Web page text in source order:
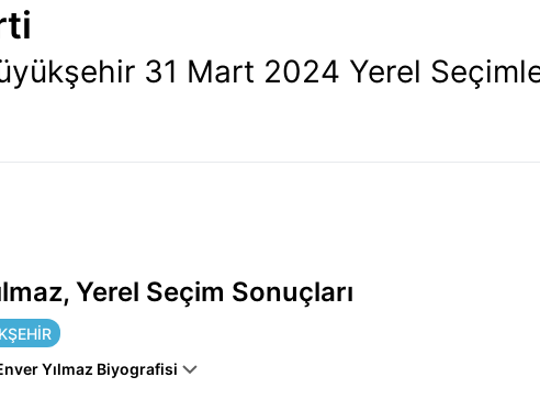
31 Mart 2024 Yerel
Yerel Seçim Sonuçları
Yılmaz Biyografisi